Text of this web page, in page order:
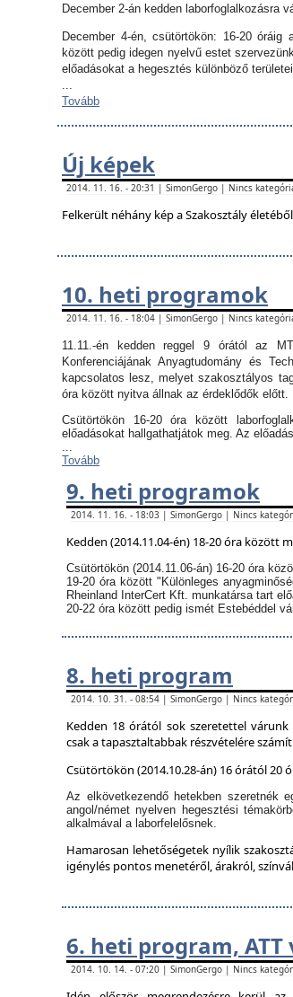
December 2-án kedden laborfoglalkozásra
December 4-én, csütörtökön: 16-20 óráig
között pedig idegen nyelvű estet
előadásokat a hegesztés különböző
...
Tovább
Új képek
2014. 11. 16. - 20:31 | SimonGergo | Nincs
Felkerült néhány kép a Szakosztály
10. heti programok
2014. 11. 16. - 18:04 | SimonGergo | Nincs
11.11.-én kedden reggel 9 órától az
Konferenciájának Anyagtudomány és
kapcsolatos lesz, melyet szakosztályos
óra között nyitva állnak az érdeklődők előtt.
Csütörtökön 16-20 óra között
előadásokat hallgathatjátok meg. Az
...
Tovább
9. heti programok
2014. 11. 16. - 18:03 | SimonGergo | Nincs
Kedden (2014.11.04-én) 18-20 óra között
Csütörtökön (2014.11.06-án) 16-20 óra
19-20 óra között "Különleges
Rheinland InterCert Kft. munkatársa tart
20-22 óra között pedig ismét Estebéddel
8. heti program
2014. 10. 31. - 08:54 | SimonGergo | Nincs
Kedden 18 órától sok szeretettel
csak a tapasztaltabbak részvételére
Csütörtökön (2014.10.28-án) 16 órától 20
Az elkövetkezendő hetekben szeretnék
angol/német nyelven hegesztési
alkalmával a laborfelelősnek.
Hamarosan lehetőségetek nyílik
igénylés pontos menetéről, árakról,
6. heti program,
2014. 10. 14. - 07:20 | SimonGergo | Nincs